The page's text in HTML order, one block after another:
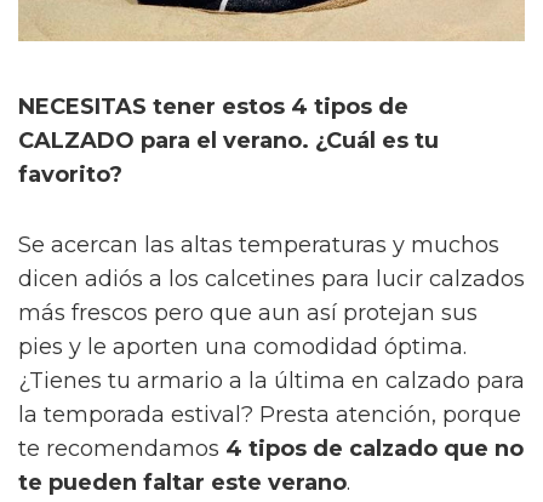
NECESITAS tener estos 4 tipos de
CALZADO para el verano. ¿Cuál es tu
favorito?
Se acercan las altas temperaturas y muchos
dicen adiós a los calcetines para lucir calzados
más frescos pero que aun así protejan sus
pies y le aporten una comodidad óptima.
¿Tienes tu armario a la última en calzado para
la temporada estival? Presta atención, porque
te recomendamos 4 tipos de calzado que no
te pueden faltar este verano.